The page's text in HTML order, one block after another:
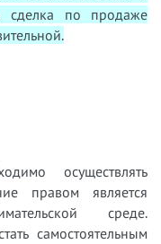
сделка по продаже
осуществлять
правом является
среде.
самостоятельным